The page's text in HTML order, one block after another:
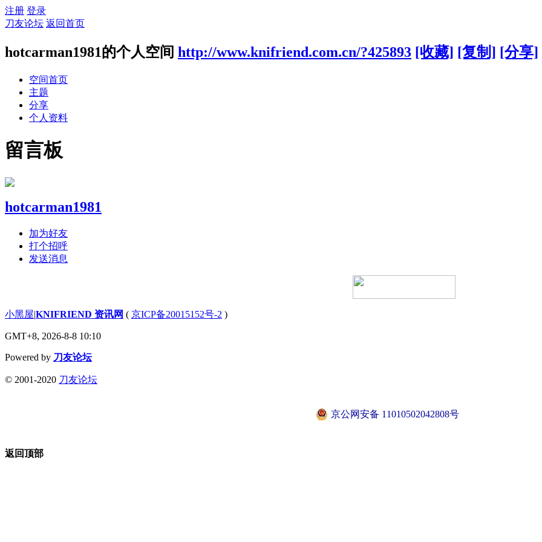
注册 登录
刀友论坛 返回首页
hotcarman1981的个人空间 http://www.knifriend.com.cn/?425893 [收藏] [复制] [分享]
空间首页
主题
分享
个人资料
留言板
hotcarman1981
加为好友
打个招呼
发送消息
小黑屋|KNIFRIEND 资讯网 ( 京ICP备20015152号-2 )
GMT+8, 2026-8-8 10:10
Powered by 刀友论坛
© 2001-2020 刀友论坛
京公网安备 11010502042808号
返回顶部